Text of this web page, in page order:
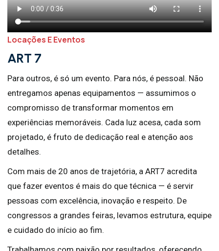
Locações E Eventos
ART 7
Para outros, é só um evento. Para nós, é pessoal. Não
entregamos apenas equipamentos — assumimos o
compromisso de transformar momentos em
experiências memoráveis. Cada luz acesa, cada som
projetado, é fruto de dedicação real e atenção aos
detalhes.
Com mais de 20 anos de trajetória, a ART7 acredita
que fazer eventos é mais do que técnica — é servir
pessoas com excelência, inovação e respeito. De
congressos a grandes feiras, levamos estrutura, equipe
e cuidado do início ao fim.